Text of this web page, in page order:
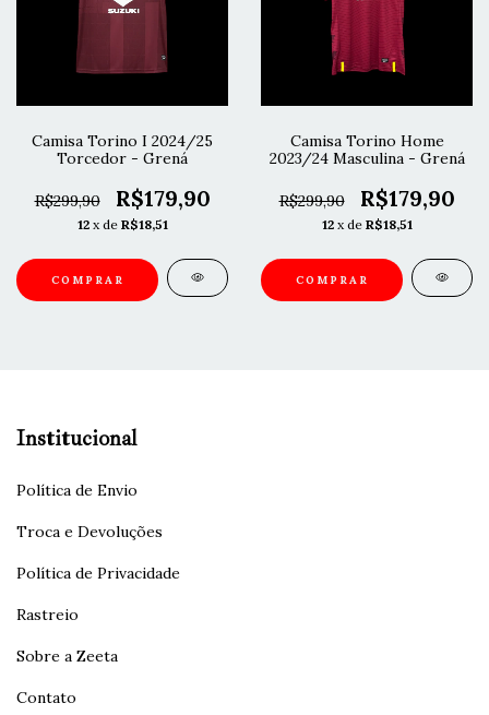
Camisa Torino I 2024/25
Torcedor - Grená
R$299,90 R$179,90
12 x de R$18,51
COMPRAR
Camisa Torino Home
2023/24 Masculina - Grená
R$299,90 R$179,90
12 x de R$18,51
COMPRAR
Institucional
Política de Envio
Troca e Devoluções
Política de Privacidade
Rastreio
Sobre a Zeeta
Contato